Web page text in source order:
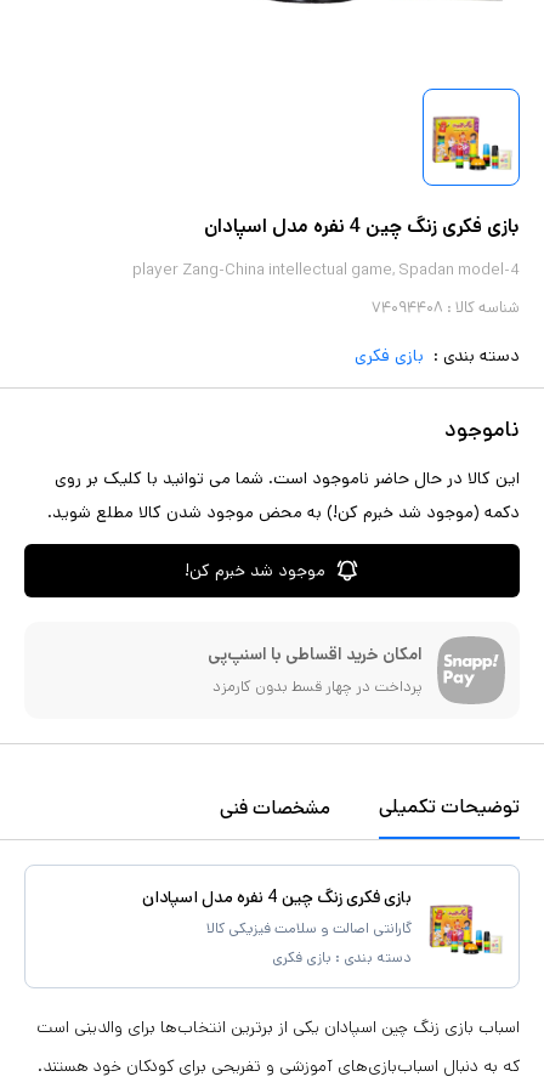
بازی فکری زنگ چین 4 نفره مدل اسپادان
4-player Zang-China intellectual game, Spadan model
شناسه کالا : ۷۴۰۹۴۴۰۸
دسته بندی : بازی فکری
ناموجود
این کالا در حال حاضر ناموجود است. شما می توانید با کلیک بر روی
دکمه (موجود شد خبرم کن!) به محض موجود شدن کالا مطلع شوید.
موجود شد خبرم کن!
امکان خرید اقساطی با اسنپ‌پی
پرداخت در چهار قسط بدون کارمزد
توضیحات تکمیلی مشخصات فنی
بازی فکری زنگ چین 4 نفره مدل اسپادان
گارانتی اصالت و سلامت فیزیکی کالا
دسته بندی : بازی فکری
اسباب بازی زنگ چین اسپادان یکی از برترین انتخاب‌ها برای والدینی است
که به دنبال اسباب‌بازی‌های آموزشی و تفریحی برای کودکان خود هستند.